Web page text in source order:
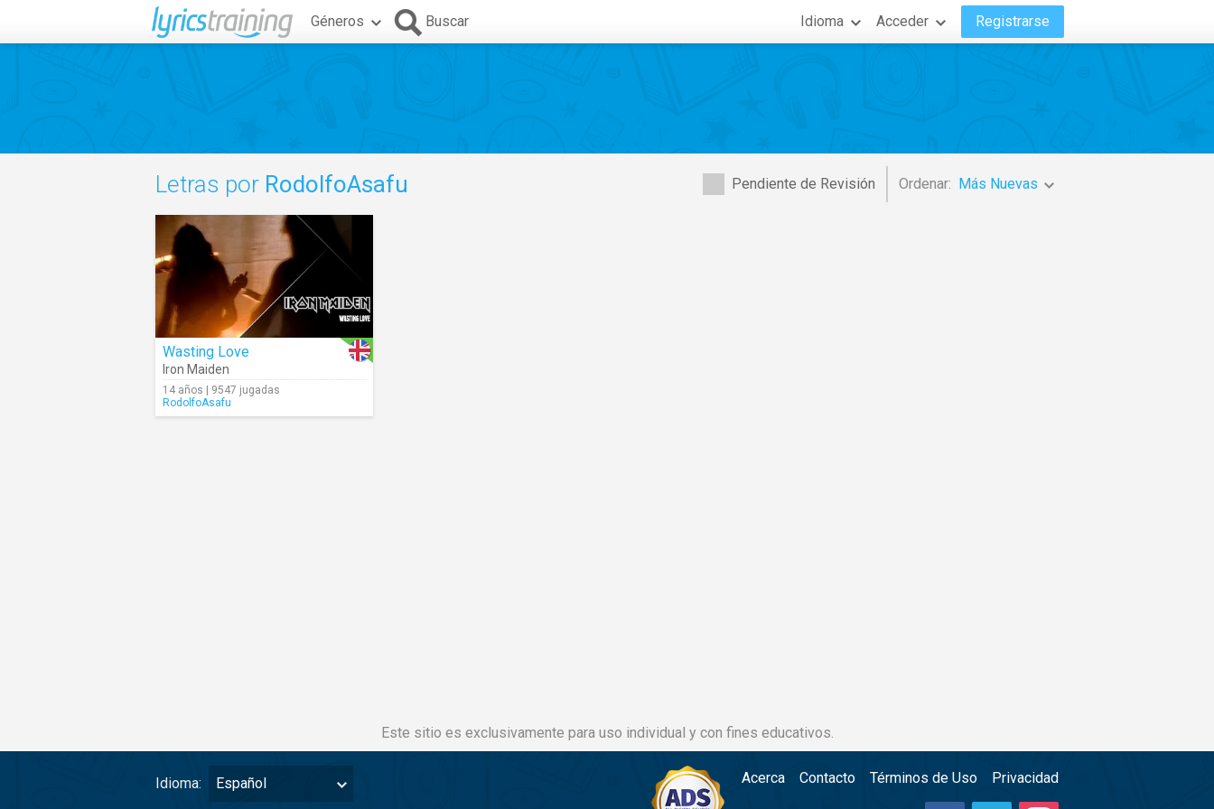
Géneros Buscar Idioma Acceder Registrarse
Pendiente de Revisión Ordenar: Más Nuevas
Letras por RodolfoAsafu
Wasting Love
Iron Maiden
14 años | 9547 jugadas
RodolfoAsafu
Este sitio es exclusivamente para uso individual y con fines educativos.
Idioma: Español Acerca Contacto Términos de Uso Privacidad